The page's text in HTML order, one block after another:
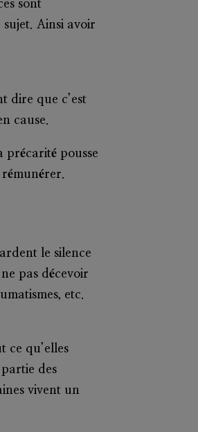
sont
sujet. Ainsi avoir
dire que c’est
cause.
précarité pousse
le silence
pas décevoir
etc.
ce qu’elles
des
vivent un